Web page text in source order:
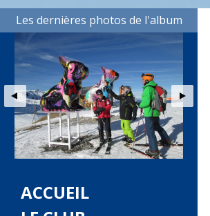
Les dernières photos de l'album
ACCUEIL